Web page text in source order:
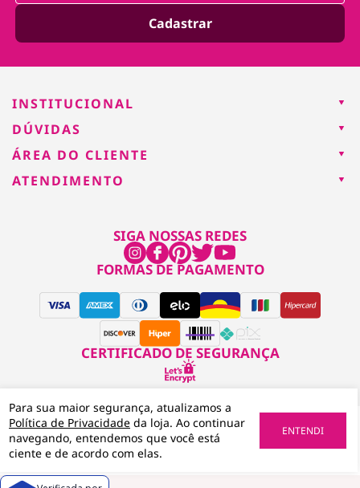
Para sua maior segurança, atualizamos a
Política de Privacidade da loja. Ao continuar
navegando, entendemos que você está
ciente e de acordo com elas.
ENTENDI
Cadastrar
INSTITUCIONAL
DÚVIDAS
ÁREA DO CLIENTE
ATENDIMENTO
SIGA NOSSAS REDES
FORMAS DE PAGAMENTO
CERTIFICADO DE SEGURANÇA
Daiso Brasil CNPJ: 14.987.685/0012-79